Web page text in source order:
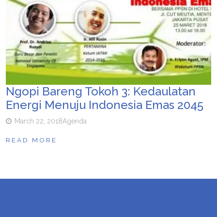
Ngopi Bareng Tokoh 3: Kedaulatan
Energi Menuju Indonesia Emas 2045
March 22, 2018Agenda
READ MORE